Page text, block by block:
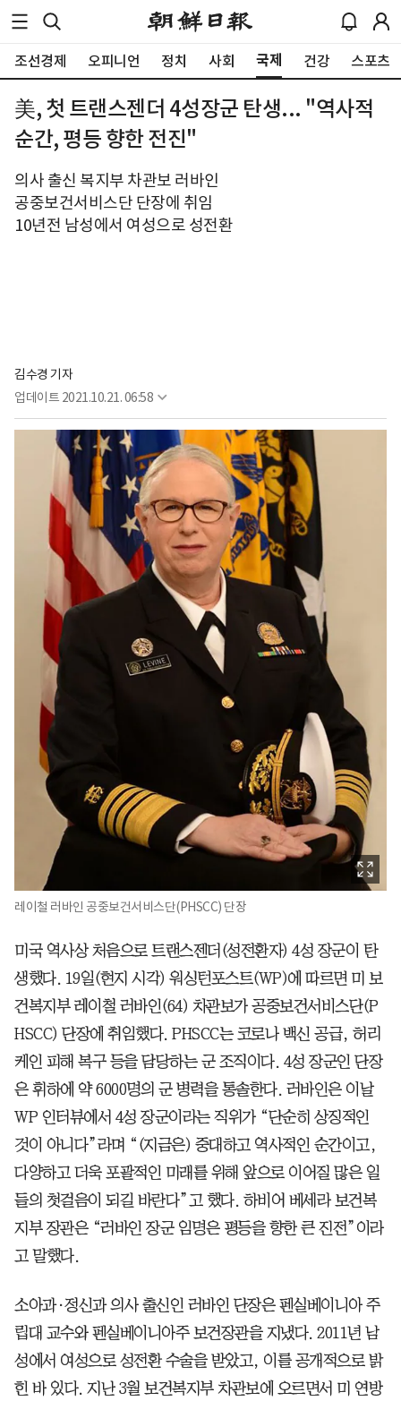
조선경제 오피니언 정치 사회 국제 건강 스포츠
美, 첫 트랜스젠더 4성장군 탄생... "역사적
순간, 평등 향한 전진"
의사 출신 복지부 차관보 러바인
공중보건서비스단 단장에 취임
10년전 남성에서 여성으로 성전환
김수경 기자
업데이트 2021.10.21. 06:58
레이철 러바인 공중보건서비스단(PHSCC) 단장
미국 역사상 처음으로 트랜스젠더(성전환자) 4성 장군이 탄
생했다. 19일(현지 시각) 워싱턴포스트(WP)에 따르면 미 보
건복지부 레이철 러바인(64) 차관보가 공중보건서비스단(P
HSCC) 단장에 취임했다. PHSCC는 코로나 백신 공급, 허리
케인 피해 복구 등을 담당하는 군 조직이다. 4성 장군인 단장
은 휘하에 약 6000명의 군 병력을 통솔한다. 러바인은 이날
WP 인터뷰에서 4성 장군이라는 직위가 “단순히 상징적인
것이 아니다”라며 “(지금은) 중대하고 역사적인 순간이고,
다양하고 더욱 포괄적인 미래를 위해 앞으로 이어질 많은 일
들의 첫걸음이 되길 바란다”고 했다. 하비어 베세라 보건복
지부 장관은 “러바인 장군 임명은 평등을 향한 큰 진전”이라
고 말했다.
소아과·정신과 의사 출신인 러바인 단장은 펜실베이니아 주
립대 교수와 펜실베이니아주 보건장관을 지냈다. 2011년 남
성에서 여성으로 성전환 수술을 받았고, 이를 공개적으로 밝
힌 바 있다. 지난 3월 보건복지부 차관보에 오르면서 미 연방